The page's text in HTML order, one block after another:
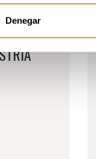
Denegar